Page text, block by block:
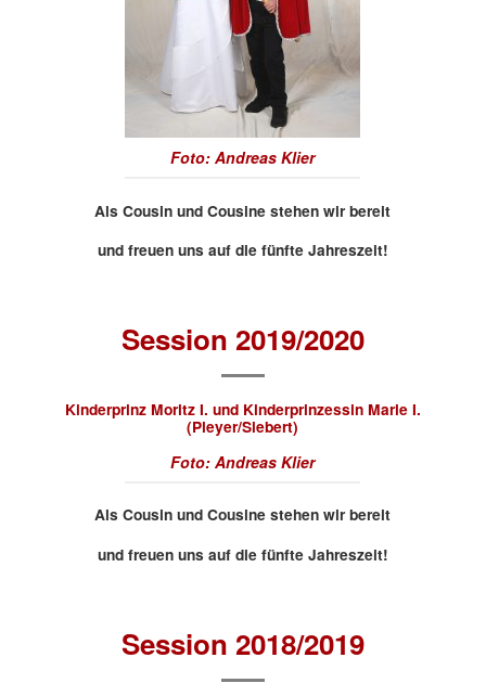
Foto: Andreas Klier
Als Cousin und Cousine stehen wir bereit
und freuen uns auf die fünfte Jahreszeit!
Session 2019/2020
Kinderprinz Moritz I. und Kinderprinzessin Marie I.
(Pleyer/Siebert)
Foto: Andreas Klier
Als Cousin und Cousine stehen wir bereit
und freuen uns auf die fünfte Jahreszeit!
Session 2018/2019